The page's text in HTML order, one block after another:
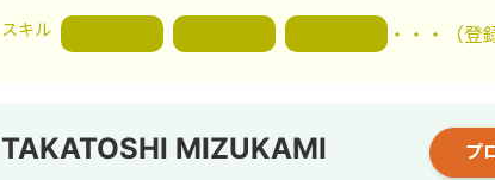
ー/営業/採用 年商前年比2倍に増加、CTO採用、エンジ
件PJ受注 等 【Web/IT系】 ・財務/会計関連サポート企業のコーポレートサイ
金会社のコーポレートサイトリニューアルおよびサービ
数向上（PM/設計） ・デザイン関連事業会社のLP制作（
スキル ・・・ （登
TAKATOSHI MIZUKAMI プ